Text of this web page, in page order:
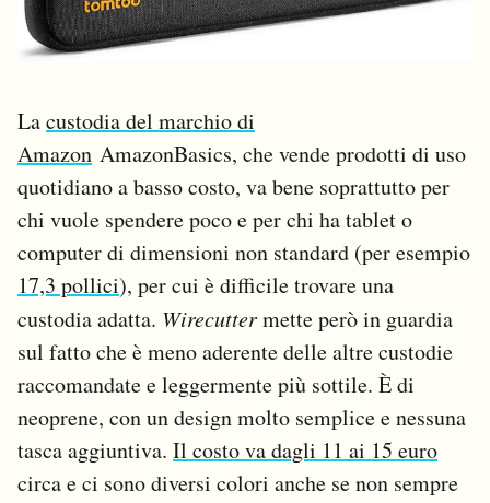
Lacustodia del marchio di
Amazon AmazonBasics, che vende prodotti di uso
quotidiano a basso costo, va bene soprattutto per
chi vuole spendere poco e per chi ha tablet o
computer di dimensioni non standard (per esempio
17,3 pollici), per cui è difficile trovare una
custodia adatta. Wirecuttermette però in guardia
sul fatto che è meno aderente delle altre custodie
raccomandate e leggermente più sottile. È di
neoprene, con un design molto semplice e nessuna
tasca aggiuntiva. Il costo va dagli 11 ai 15 euro
circa e ci sono diversi colori anche se non sempre